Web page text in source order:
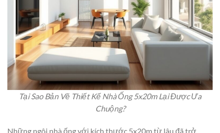
Tại Sao Bản Vẽ Thiết Kế Nhà Ống 5x20m Lại Được Ưa
Chuộng?
Những ngôi nhà ống với kích thước 5x20m từ lâu đã trở